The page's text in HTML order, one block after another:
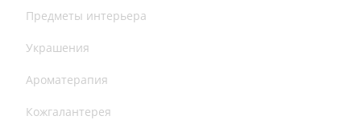
Предметы интерьера
Украшения
Ароматерапия
Кожгалантерея